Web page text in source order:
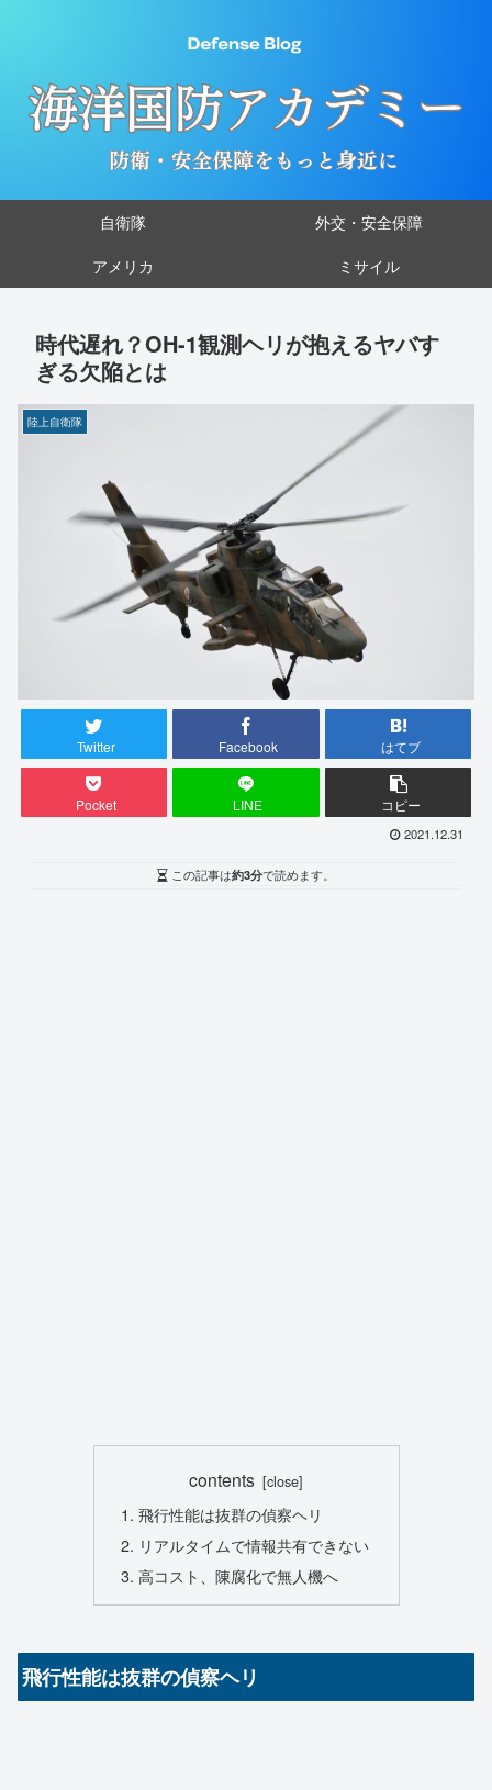
自衛隊
外交・安全保障
アメリカ
ミサイル
時代遅れ？OH-1観測ヘリが抱えるヤバす
ぎる欠陥とは
陸上自衛隊
Twitter Facebook はてブ
Pocket LINE コピー
2021.12.31
この記事は約3分で読めます。
contents
飛行性能は抜群の偵察ヘリ
リアルタイムで情報共有できない
高コスト、陳腐化で無人機へ
飛行性能は抜群の偵察ヘリ